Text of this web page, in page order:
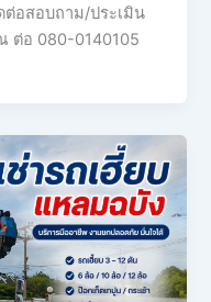
ต่อสอบถาม/ประเมิน
ต่อ 080-0140105